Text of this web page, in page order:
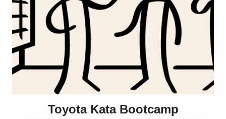
Toyota Kata Bootcamp